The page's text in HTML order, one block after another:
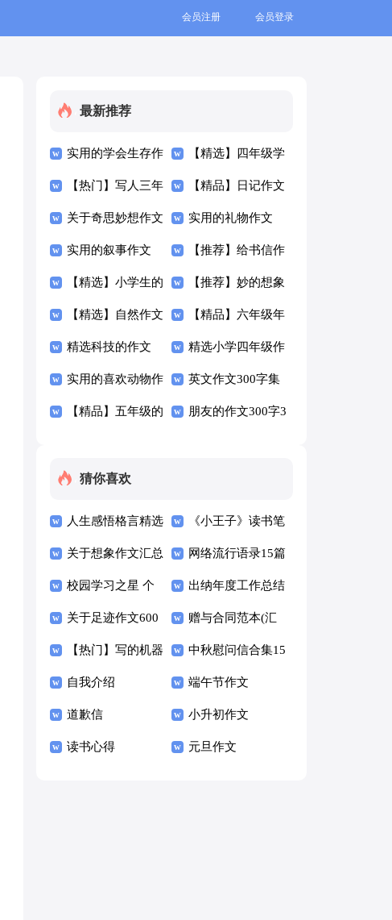
会员登录
会员注册
最新推荐
实用的学会生存作
文300字4篇
【精选】四年级学
生作文300字集合
九篇
【热门】写人三年
级作文300字集合
六篇
【精品】日记作文
300字汇编六篇
关于奇思妙想作文
300字三篇
实用的礼物作文
300字8篇
实用的叙事作文
300字汇总5篇
【推荐】给书信作
文300字3篇
【精选】小学生的
作文300字合集5篇
【推荐】妙的想象
作文300字三篇
【精选】自然作文
300字汇总7篇
【精品】六年级年
的作文300字锦集9
篇
精选科技的作文
300字四篇
精选小学四年级作
文300字合集六篇
实用的喜欢动物作
文300字五篇
英文作文300字集
合五篇
【精品】五年级的 朋友的作文300字3
猜你喜欢
人生感悟格言精选
15篇
《小王子》读书笔
记汇编15篇
关于想象作文汇总
六篇
网络流行语录15篇
校园学习之星 个
人事迹材料
出纳年度工作总结
(汇编15篇)
关于足迹作文600
字4篇
赠与合同范本(汇
编15篇)
【热门】写的机器
人作文三篇
中秋慰问信合集15
篇
自我介绍 端午节作文
道歉信 小升初作文
读书心得 元旦作文